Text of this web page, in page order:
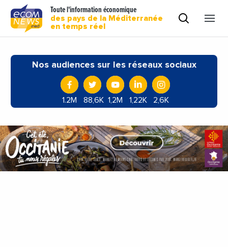
Toute l'information économique
des pays de la Méditerranée
en temps réel
Nos audiences sur les réseaux sociaux
1.2M 88,6K 1,2M 1,22K 2,6K